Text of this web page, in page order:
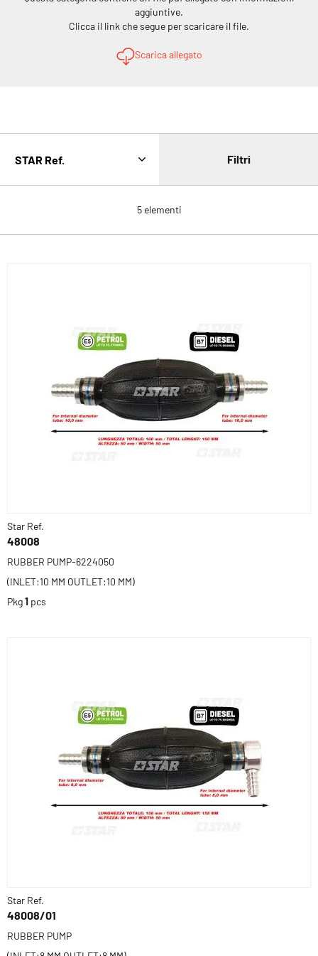
aggiuntive.
Clicca il link che segue per scaricare il file.
Scarica allegato
5elementi
Filtri
Star Ref.
48008
RUBBER PUMP-6224050
(INLET:10 MM OUTLET:10 MM)
Pkg1 pcs
Star Ref.
48008/01
RUBBER PUMP